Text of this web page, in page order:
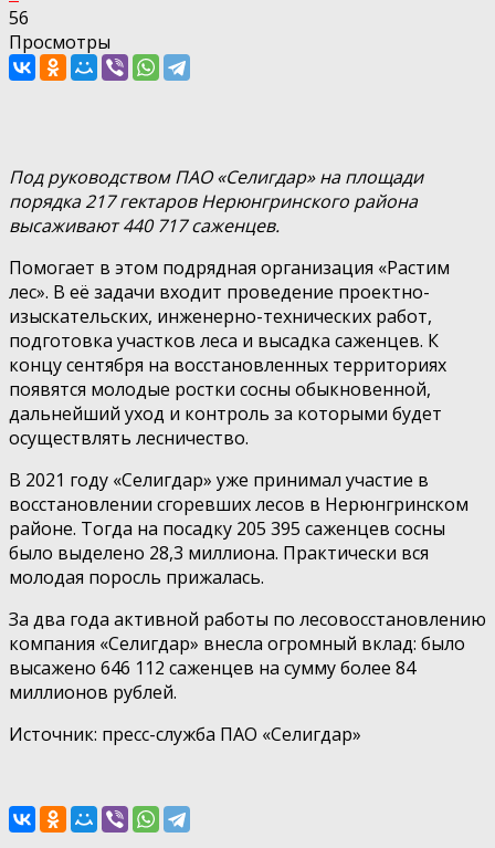
56
Просмотры
Под руководством ПАО «Селигдар» на площади
порядка 217 гектаров Нерюнгринского района
высаживают 440 717 саженцев.
Помогает в этом подрядная организация «Растим
лес». В её задачи входит проведение проектно-
изыскательских, инженерно-технических работ,
подготовка участков леса и высадка саженцев. К
концу сентября на восстановленных территориях
появятся молодые ростки сосны обыкновенной,
дальнейший уход и контроль за которыми будет
осуществлять лесничество.
В 2021 году «Селигдар» уже принимал участие в
восстановлении сгоревших лесов в Нерюнгринском
районе. Тогда на посадку 205 395 саженцев сосны
было выделено 28,3 миллиона. Практически вся
молодая поросль прижалась.
За два года активной работы по лесовосстановлению
компания «Селигдар» внесла огромный вклад: было
высажено 646 112 саженцев на сумму более 84
миллионов рублей.
Источник: пресс-служба ПАО «Селигдар»